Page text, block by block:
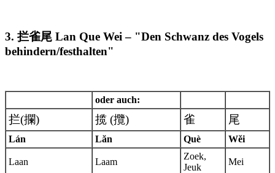
3. 拦雀尾 Lan Que Wei – "Den Schwanz des Vogels
behindern/festhalten"
oder auch:
拦(攔) 揽 (攬) 雀 尾
Lán Lăn Què Wěi
Laan Laam
Zoek,
Jeuk
Mei